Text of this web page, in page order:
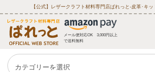
【公式】レザークラフト材料専門店ぱれっと‐皮革･キ
メール便対応OK 3,000円以上
で送料無料